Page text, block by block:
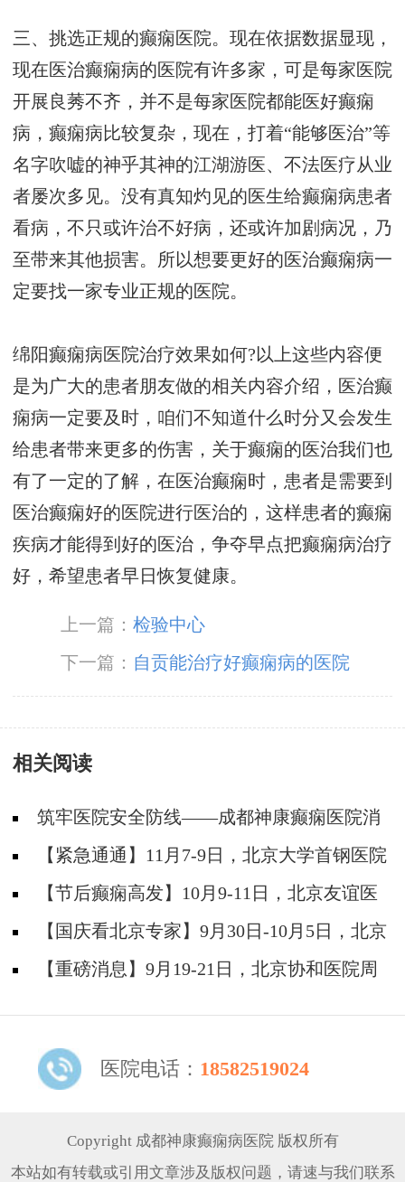
三、挑选正规的癫痫医院。现在依据数据显现，
现在医治癫痫病的医院有许多家，可是每家医院
开展良莠不齐，并不是每家医院都能医好癫痫
病，癫痫病比较复杂，现在，打着“能够医治”等
名字吹嘘的神乎其神的江湖游医、不法医疗从业
者屡次多见。没有真知灼见的医生给癫痫病患者
看病，不只或许治不好病，还或许加剧病况，乃
至带来其他损害。所以想要更好的医治癫痫病一
定要找一家专业正规的医院。
绵阳癫痫病医院治疗效果如何?以上这些内容便
是为广大的患者朋友做的相关内容介绍，医治癫
痫病一定要及时，咱们不知道什么时分又会发生
给患者带来更多的伤害，关于癫痫的医治我们也
有了一定的了解，在医治癫痫时，患者是需要到
医治癫痫好的医院进行医治的，这样患者的癫痫
疾病才能得到好的医治，争夺早点把癫痫病治疗
好，希望患者早日恢复健康。
上一篇：检验中心
下一篇： 自贡能治疗好癫痫病的医院
相关阅读
筑牢医院安全防线——成都神康癫痫医院消
防安全培训纪实
【紧急通通】11月7-9日，北京大学首钢医院
神经内科胡颖教授亲临成都会诊，破解癫痫疑难
【节后癫痫高发】10月9-11日，北京友谊医
院陈葵博士免费会诊+治疗援助，破解癫痫难
题！
【国庆看北京专家】9月30日-10月5日，北京
天坛&首钢医院两大专家蓉城亲诊+癫痫大额救
【重磅消息】9月19-21日，北京协和医院周
线！
医院电话： 18582519024
Copyright 成都神康癫痫病医院 版权所有
本站如有转载或引用文章涉及版权问题，请速与我们联系